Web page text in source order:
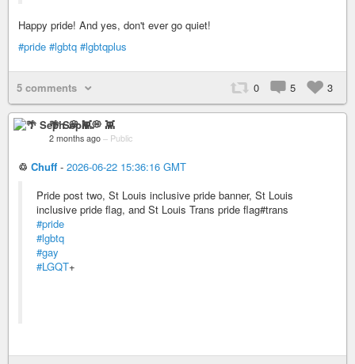
Happy pride! And yes, don't ever go quiet!
#pride #lgbtq #lgbtqplus
5 comments 0 5 3
🌴 Seph 💭 👾
2 months ago – Public
♲ Chuff - 2026-06-22 15:36:16 GMT
Pride post two, St Louis inclusive pride banner, St Louis
inclusive pride flag, and St Louis Trans pride flag#trans
#pride
#lgbtq
#gay
#LGQT+